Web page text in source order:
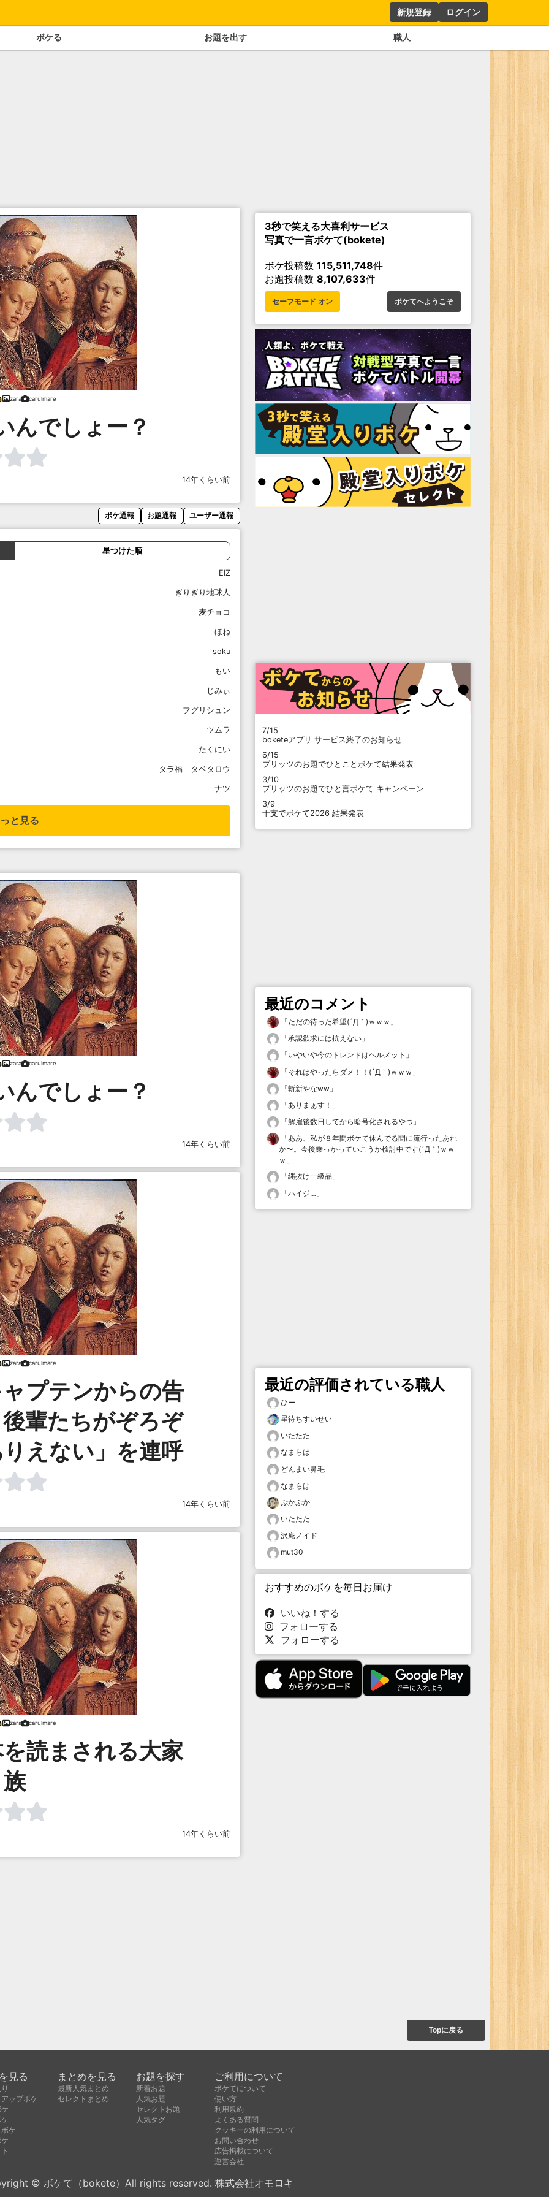
新規登録 ログイン
ボケる お題を出す 職人
zara carulmare
んでしょー？
14年くらい前
ボケ通報 お題通報 ユーザー通報
星つけた順
EIZ
ぎりぎり地球人
麦チョコ
ほね
soku
もい
じみぃ
フグリシュン
ツムラ
たくにい
タラ福 タベタロウ
ナツ
と見る
zara carulmare
んでしょー？
14年くらい前
zara carulmare
プテンからの告
輩たちがぞろぞ
えない」を連呼
14年くらい前
zara carulmare
読まされる大家
族
14年くらい前
3秒で笑える大喜利サービス
写真で一言ボケて(bokete)
ボケ投稿数 115,511,748件
お題投稿数 8,107,633件
セーフモード オン ボケてへようこそ
7/15
boketeアプリ サービス終了のお知らせ
6/15
プリッツのお題でひとことボケて結果発表
3/10
プリッツのお題でひと言ボケて キャンペーン
3/9
干支でボケて2026 結果発表
最近のコメント
「ただの待った希望(´Д｀)ｗｗｗ 」
「承認欲求には抗えない 」
「いやいや今のトレンドはヘルメット 」
「それはやったらダメ！！(´Д｀)ｗｗｗ 」
「斬新やなww 」
「ありまぁす！ 」
「解雇後数日してから暗号化されるやつ 」
「ああ、私が８年間ボケて休んでる間に流行ったあれ
か〜。今後乗っかっていこうか検討中です(´Д｀)ｗｗ
ｗ 」
「縄抜け一級品 」
「ハイジ… 」
最近の評価されている職人
ひー
星待ちすいせい
いたたた
なまらは
どんまい鼻毛
なまらは
ぷかぷか
いたたた
沢庵ノイド
mut30
おすすめのボケを毎日お届け
いいね！する
フォローする
フォローする
Topに戻る
見る
ップボケ
ケ
まとめを見る
最新人気まとめ
セレクトまとめ
お題を探す
新着お題
人気お題
セレクトお題
人気タグ
ご利用について
ボケてについて
使い方
利用規約
よくある質問
クッキーの利用について
お問い合わせ
広告掲載について
運営会社
© ボケて（bokete）All rights reserved. 株式会社オモロキ